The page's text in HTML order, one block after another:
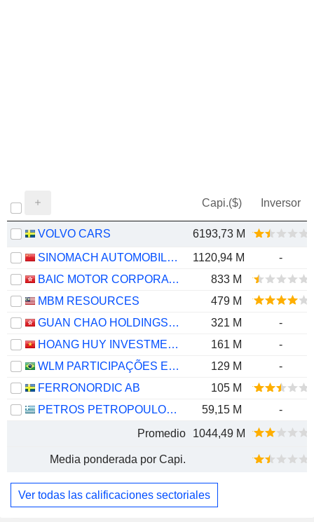
Capi.($) Inversor
VOLVO CARS
6193,73 M
SINOMACH AUTOMOBILE CO.,LTD.
1120,94 M
-
BAIC MOTOR CORPORATION LIMITED
833 M
MBM RESOURCES
479 M
GUAN CHAO HOLDINGS LIMITED
321 M
-
HOANG HUY INVESTMENT SERVICES
161 M
-
WLM PARTICIPAÇÕES E COMÉRCIO DE MÁQUINAS E VEÍCULOS S.A.
129 M
-
FERRONORDIC AB
105 M
PETROS PETROPOULOS AEVE
59,15 M
-
Promedio
1044,49 M
Media ponderada por Capi.
Ver todas las calificaciones sectoriales